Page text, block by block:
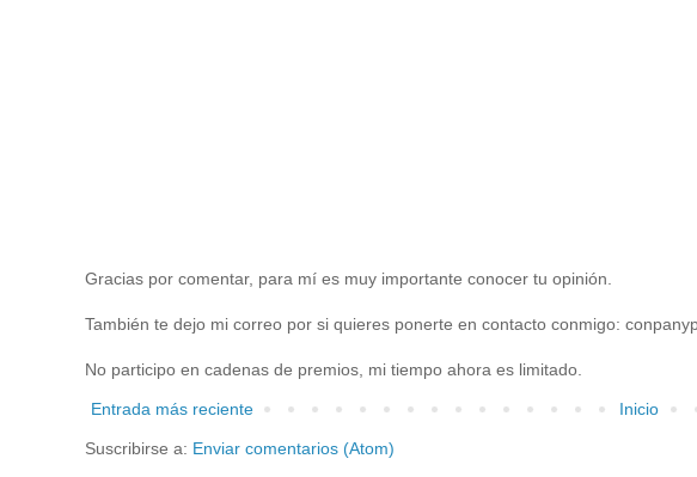
Gracias por comentar, para mí es muy importante conocer tu opinión.
También te dejo mi correo por si quieres ponerte en contacto conmigo:
No participo en cadenas de premios, mi tiempo ahora es limitado.
Entrada más reciente Inicio
Suscribirse a: Enviar comentarios (Atom)